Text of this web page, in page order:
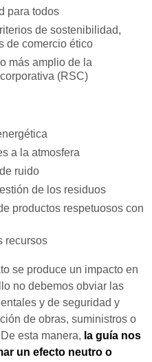
para todos
de sostenibilidad,
de comercio ético
más amplio de la
(RSC)
a la atmosfera
ruido
de los residuos
productos respetuosos con
recursos
se produce un impacto en
no debemos obviar las
y de seguridad y
de obras, suministros o
esta manera, la guía nos
un efecto neutro o